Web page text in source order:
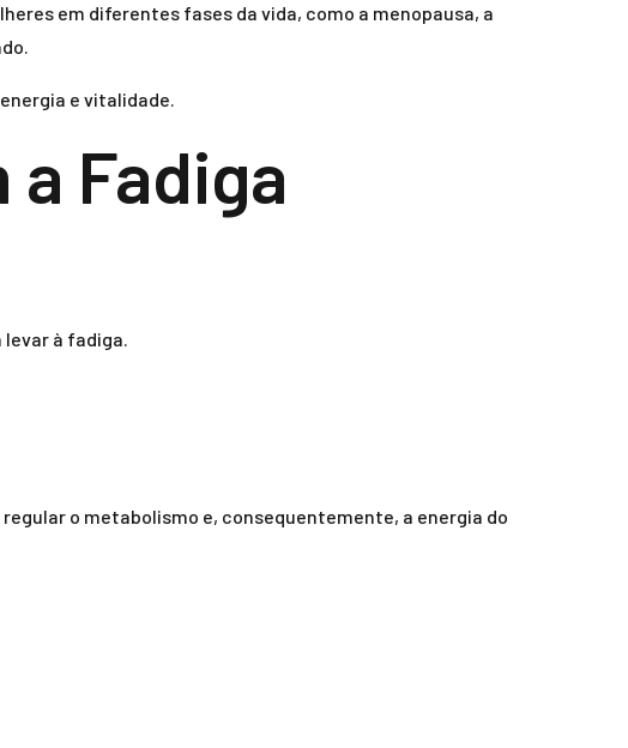
em diferentes fases da vida, como a menopausa, a
e vitalidade.
Fadiga
levar à fadiga.
o metabolismo e, consequentemente, a energia do